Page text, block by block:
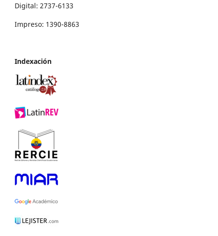
Digital: 2737-6133
Impreso: 1390-8863
Indexación